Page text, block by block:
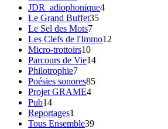
JDR_adiophonique4
Le Grand Buffet35
Le Sel des Mots7
Les Clefs de l'Immo12
Micro-trottoirs10
Parcours de Vie14
Philotrophie7
Poésies sonores85
Projet GRAME4
Pub14
Reportages1
Tous Ensemble39